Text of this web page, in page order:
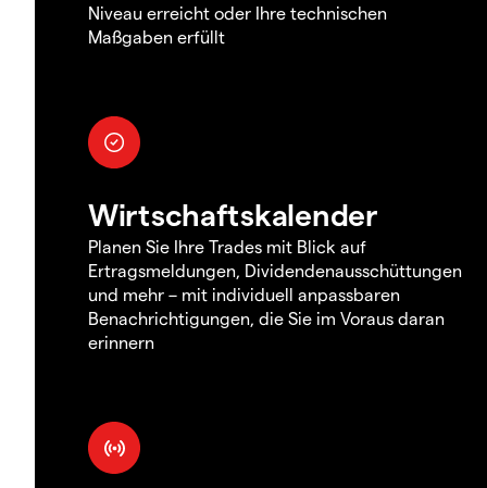
Niveau erreicht oder Ihre technischen
Maßgaben erfüllt
Wirtschaftskalender
Planen Sie Ihre Trades mit Blick auf
Ertragsmeldungen, Dividendenausschüttungen
und mehr – mit individuell anpassbaren
Benachrichtigungen, die Sie im Voraus daran
erinnern